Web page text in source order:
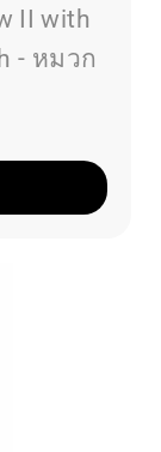
II with
- หมวก